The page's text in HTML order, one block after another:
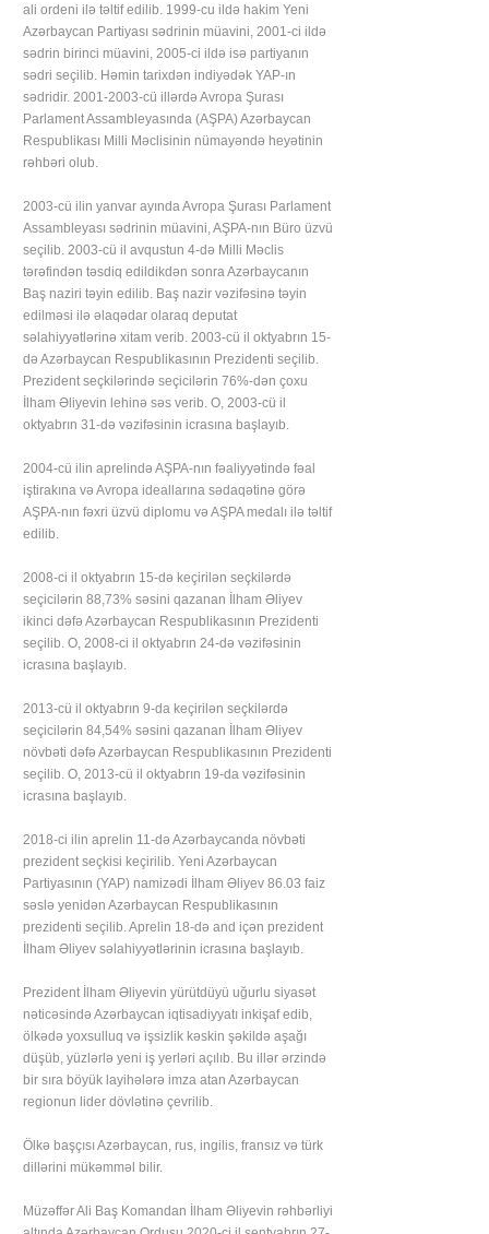
ali ordeni ilə təltif edilib. 1999-cu ildə hakim Yeni
Azərbaycan Partiyası sədrinin müavini, 2001-ci ildə
sədrin birinci müavini, 2005-ci ildə isə partiyanın
sədri seçilib. Həmin tarixdən indiyədək YAP-ın
sədridir. 2001-2003-cü illərdə Avropa Şurası
Parlament Assambleyasında (AŞPA) Azərbaycan
Respublikası Milli Məclisinin nümayəndə heyətinin
rəhbəri olub.
2003-cü ilin yanvar ayında Avropa Şurası Parlament
Assambleyası sədrinin müavini, AŞPA-nın Büro üzvü
seçilib. 2003-cü il avqustun 4-də Milli Məclis
tərəfindən təsdiq edildikdən sonra Azərbaycanın
Baş naziri təyin edilib. Baş nazir vəzifəsinə təyin
edilməsi ilə əlaqədar olaraq deputat
səlahiyyətlərinə xitam verib. 2003-cü il oktyabrın 15-
də Azərbaycan Respublikasının Prezidenti seçilib.
Prezident seçkilərində seçicilərin 76%-dən çoxu
İlham Əliyevin lehinə səs verib. O, 2003-cü il
oktyabrın 31-də vəzifəsinin icrasına başlayıb.
2004-cü ilin aprelində AŞPA-nın fəaliyyətində fəal
iştirakına və Avropa ideallarına sədaqətinə görə
AŞPA-nın fəxri üzvü diplomu və AŞPA medalı ilə təltif
edilib.
2008-ci il oktyabrın 15-də keçirilən seçkilərdə
seçicilərin 88,73% səsini qazanan İlham Əliyev
ikinci dəfə Azərbaycan Respublikasının Prezidenti
seçilib. O, 2008-ci il oktyabrın 24-də vəzifəsinin
icrasına başlayıb.
2013-cü il oktyabrın 9-da keçirilən seçkilərdə
seçicilərin 84,54% səsini qazanan İlham Əliyev
növbəti dəfə Azərbaycan Respublikasının Prezidenti
seçilib. O, 2013-cü il oktyabrın 19-da vəzifəsinin
icrasına başlayıb.
2018-ci ilin aprelin 11-də Azərbaycanda növbəti
prezident seçkisi keçirilib. Yeni Azərbaycan
Partiyasının (YAP) namizədi İlham Əliyev 86.03 faiz
səslə yenidən Azərbaycan Respublikasının
prezidenti seçilib. Aprelin 18-də and içən prezident
İlham Əliyev səlahiyyətlərinin icrasına başlayıb.
Prezident İlham Əliyevin yürütdüyü uğurlu siyasət
nəticəsində Azərbaycan iqtisadiyyatı inkişaf edib,
ölkədə yoxsulluq və işsizlik kəskin şəkildə aşağı
düşüb, yüzlərlə yeni iş yerləri açılıb. Bu illər ərzində
bir sıra böyük layihələrə imza atan Azərbaycan
regionun lider dövlətinə çevrilib.
Ölkə başçısı Azərbaycan, rus, ingilis, fransız və türk
dillərini mükəmməl bilir.
Müzəffər Ali Baş Komandan İlham Əliyevin rəhbərliyi